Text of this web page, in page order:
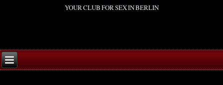
YOUR CLUB FOR SEX IN BERLIN